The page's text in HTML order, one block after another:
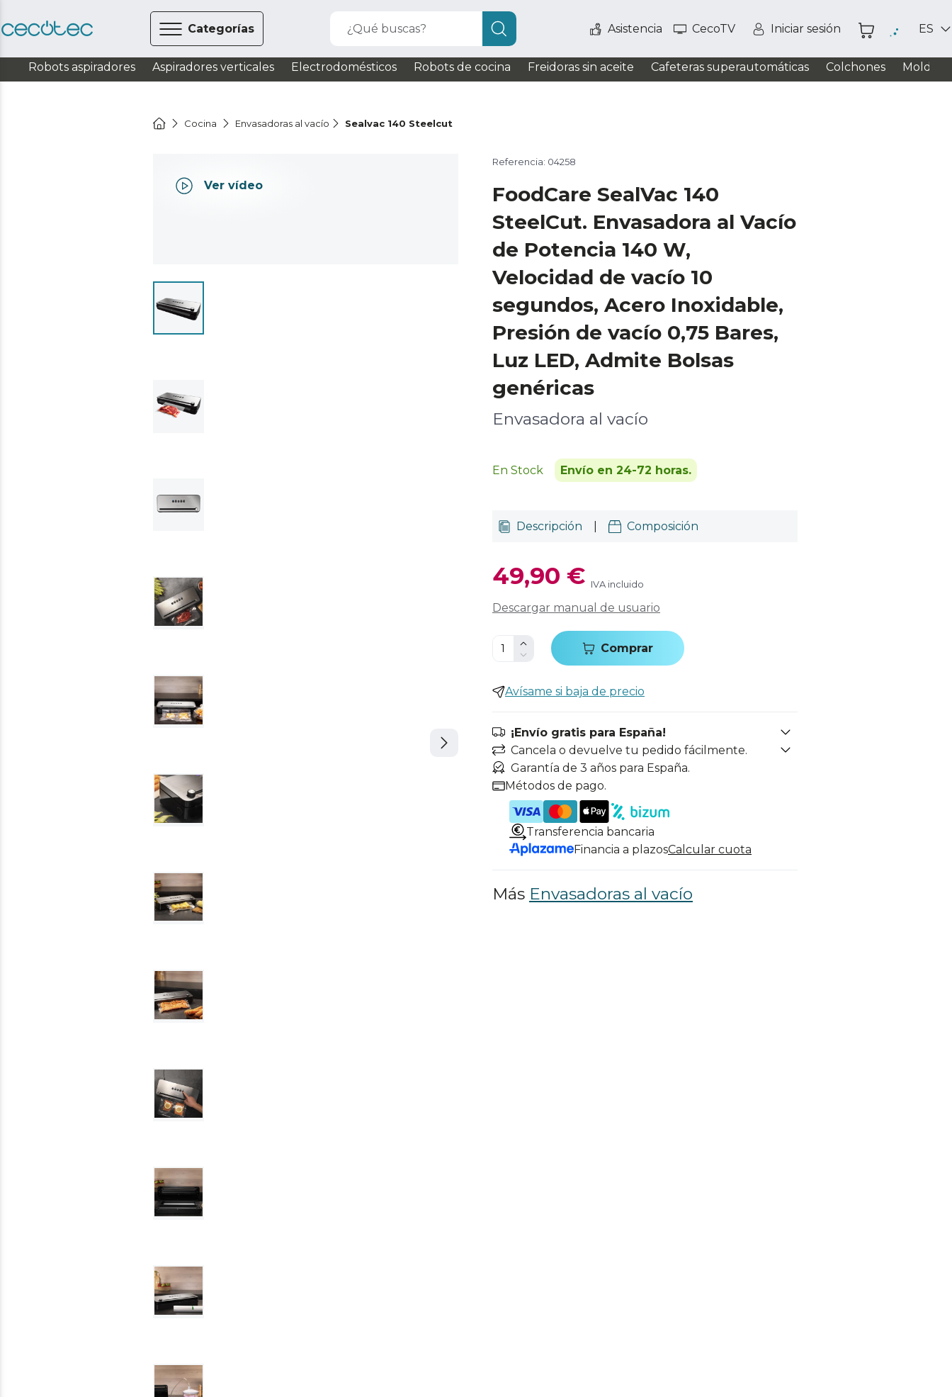
Categorías ¿Qué buscas? Asistencia CecoTV Iniciar sesión ES
Robots aspiradores Aspiradores verticales Electrodomésticos Robots de cocina Freidoras sin aceite Cafeteras superautomáticas Colchones
Cocina Envasadoras al vacío Sealvac 140 Steelcut
Ver vídeo
Referencia: 04258
FoodCare SealVac 140
SteelCut. Envasadora al Vacío
de Potencia 140 W,
Velocidad de vacío 10
segundos, Acero Inoxidable,
Presión de vacío 0,75 Bares,
Luz LED, Admite Bolsas
genéricas
Envasadora al vacío
En Stock Envío en 24-72 horas.
Descripción Composición
49,90 € IVA incluido
Descargar manual de usuario
Comprar
Avísame si baja de precio
¡Envío gratis para España!
Cancela o devuelve tu pedido fácilmente.
Garantía de 3 años para España.
Métodos de pago.
Transferencia bancaria
Financia a plazosCalcular cuota
Más Envasadoras al vacío